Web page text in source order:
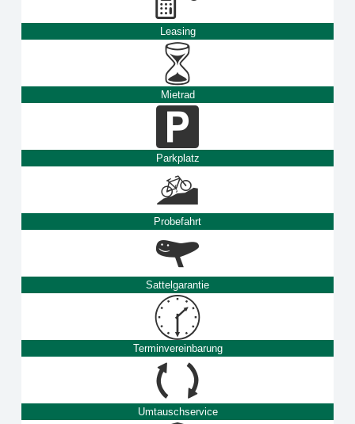
Leasing
Mietrad
Parkplatz
Probefahrt
Sattelgarantie
Terminvereinbarung
Umtauschservice